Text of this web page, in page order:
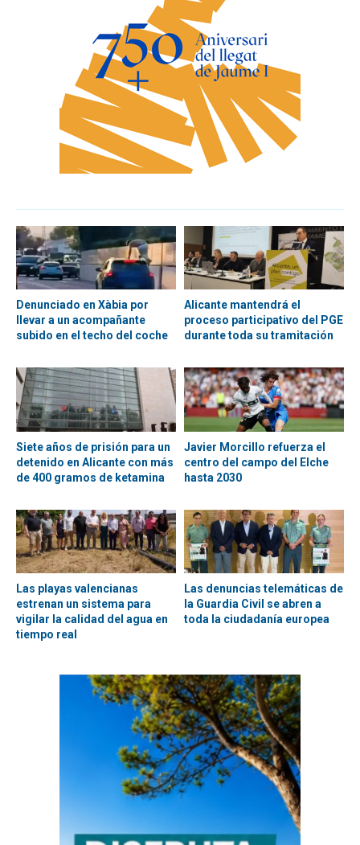
Denunciado en Xàbia por
llevar a un acompañante
subido en el techo del coche
Alicante mantendrá el
proceso participativo del PGE
durante toda su tramitación
Siete años de prisión para un
detenido en Alicante con más
de 400 gramos de ketamina
Javier Morcillo refuerza el
centro del campo del Elche
hasta 2030
Las playas valencianas
estrenan un sistema para
vigilar la calidad del agua en
tiempo real
Las denuncias telemáticas de
la Guardia Civil se abren a
toda la ciudadanía europea